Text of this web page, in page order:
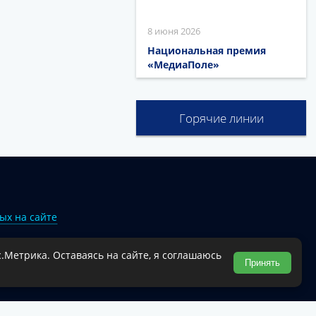
8 июня 2026
Национальная премия
«МедиаПоле»
Горячие линии
на сайте
муниципального округа.
Оставаясь на сайте, я соглашаюсь
Принять